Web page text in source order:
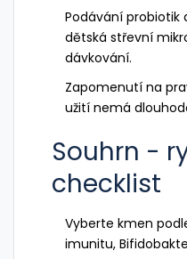
Podávání
dětská střevní
dávkování.
Zapomenutí na
užití nemá
Souhrn -
checklist
Vyberte kmen
imunitu,